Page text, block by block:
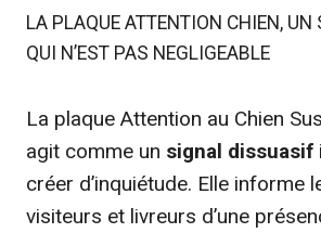
LA PLAQUE ATTENTION CHIEN, UN
QUI N’EST PAS NEGLIGEABLE
La plaque Attention au Chien
agit comme un signal dissuasif
créer d’inquiétude. Elle informe
visiteurs et livreurs d’une